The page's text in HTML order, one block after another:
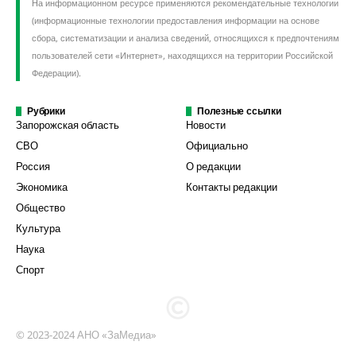
На информационном ресурсе применяются рекомендательные технологии
(информационные технологии предоставления информации на основе
сбора, систематизации и анализа сведений, относящихся к предпочтениям
пользователей сети «Интернет», находящихся на территории Российской
Федерации).
Рубрики
Запорожская область
СВО
Россия
Экономика
Общество
Культура
Наука
Спорт
Полезные ссылки
Новости
Официально
О редакции
Контакты редакции
© 2023-2024 АНО «ЗаМедиа»